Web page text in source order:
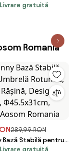
Ø 45 x 39,5 cm Fier
Livrare gratuită
Romania
289,99 RON
Bază Stabilă pentru
Livrare gratuită